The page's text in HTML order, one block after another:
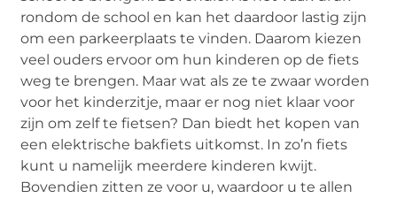
rondom de school en kan het daardoor lastig zijn
om een parkeerplaats te vinden. Daarom kiezen
veel ouders ervoor om hun kinderen op de fiets
weg te brengen. Maar wat als ze te zwaar worden
voor het kinderzitje, maar er nog niet klaar voor
zijn om zelf te fietsen? Dan biedt het kopen van
een elektrische bakfiets uitkomst. In zo’n fiets
kunt u namelijk meerdere kinderen kwijt.
Bovendien zitten ze voor u, waardoor u te allen